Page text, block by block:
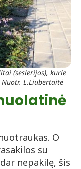
(seslerijos), kurie
L.Liubertaitė
O
su
nepakilę, šis